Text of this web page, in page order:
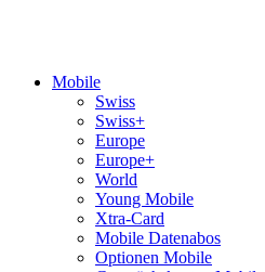
Mobile
Swiss
Swiss+
Europe
Europe+
World
Young Mobile
Xtra-Card
Mobile Datenabos
Optionen Mobile